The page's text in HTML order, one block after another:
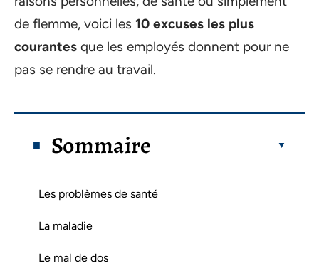
de flemme, voici les 10 excuses les plus
courantes que les employés donnent pour ne
pas se rendre au travail.
Sommaire
Les problèmes de santé
La maladie
Le mal de dos